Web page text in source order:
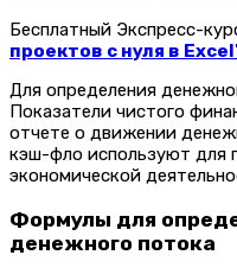
Бесплатный Экспресс-
проектов с нуля в Excel
Для определения
Показатели чистого
отчете о движении
кэш-фло используют для
экономической
Формулы для
денежного потока